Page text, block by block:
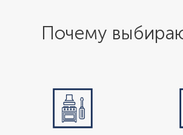
Почему